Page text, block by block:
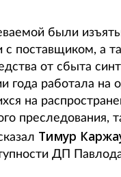
были
поставщиком, а
от сбыта
года работала на
на
преследования,
Тимур
ДП